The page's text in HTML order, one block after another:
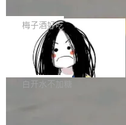
提交的编辑请求也长期处于待
pedia 于去年底上线，定位为
容的百科平台，被马斯克视为
维基百科的替代方案。
热门页面还是低关注度页面，
是这样的：配
声明 LocaleResolver、注册
erceptor…五六步之后才能看
本。 Solon 换了个方式。整个
梅子酒好吃
Apache Doris 4.1 全面增强
支持 UPDATE、MERGE
erg V3
Apache Doris 4.1 要补齐的，
半。在已有查询能力的基础上
白开水不加糖